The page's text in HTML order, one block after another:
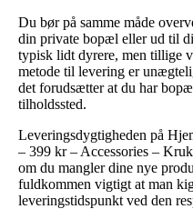
Du bør på samme måde
din private bopæl eller ud til
typisk lidt dyrere, men tillige
metode til levering er
det forudsætter at du har
tilholdssted.
Leveringsdygtigheden på
– 399 kr – Accessories –
om du mangler dine nye
fuldkommen vigtigt at man
leveringstidspunkt ved den